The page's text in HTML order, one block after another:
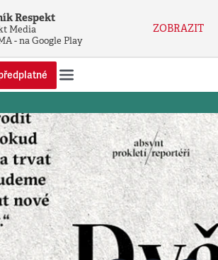
Respekt
Media
- na Google Play
ZOBRAZIT